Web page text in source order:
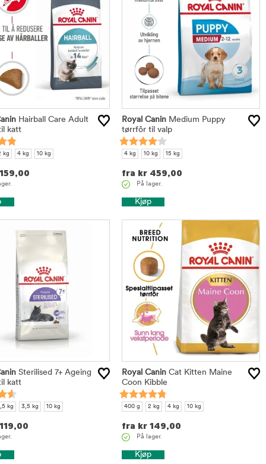
Hairball Care Adult
katt
kg 4 kg 10 kg
Royal CaninMedium Puppy
tørrfôr til valp
4 kg 10 kg 15 kg
fra kr 459,00
På lager.
Kjøp
Sterilised 7+ Ageing
katt
kg 3,5 kg 10 kg
Royal CaninCat Kitten Maine
Coon Kibble
400 g 2 kg 4 kg 10 kg
fra kr 149,00
På lager.
Kjøp